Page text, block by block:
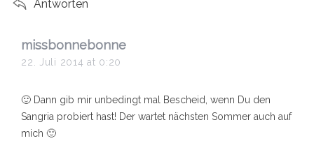
Antworten
s
a
s
:
missbonnebonne
22. Juli 2014 at 0:20
🙂 Dann gib mir unbedingt mal Bescheid, wenn Du den
Sangria probiert hast! Der wartet nächsten Sommer auch auf
mich 🙂